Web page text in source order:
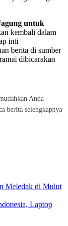
untuk
kembali dalam
inti
berita di sumber
dibicarakan
Anda
berita selengkapnya
Meledak di Mulut
Laptop